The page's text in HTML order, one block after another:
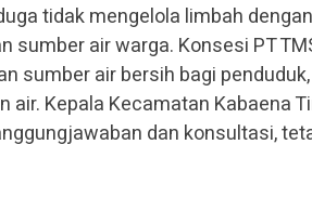
tidak mengelola limbah
sumber air warga. Konsesi PT
sumber air bersih bagi penduduk,
Kepala Kecamatan Kabaena
dan konsultasi,